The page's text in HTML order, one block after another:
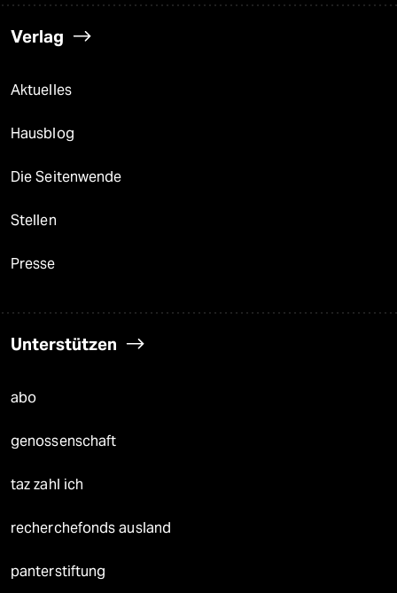
Verlag
Aktuelles
Hausblog
Die Seitenwende
Stellen
Presse
Unterstützen
abo
genossenschaft
taz zahl ich
recherchefonds ausland
panterstiftung